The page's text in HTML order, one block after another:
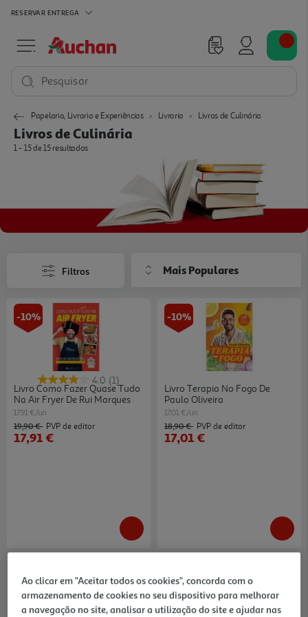
RESERVAR ENTREGA
Pesquisar
Papelaria, Livraria e Experiências Livraria Livros de Culinária
Livros de Culinária
1 - 15 de 15 resultados
Filtros Mais Populares
-10%
4.0 (1)
Livro Como Fazer Quase Tudo
Na Air Fryer De Rui Marques
17.91 €/un
19,90 € PVP de editor
17,91 €
-10%
Livro Terapia No Fogo De
Paulo Oliveira
17.01 €/un
18,90 € PVP de editor
17,01 €
Ao clicar em "Aceitar todos os cookies", concorda com o
armazenamento de cookies no seu dispositivo para melhorar
a navegação no site, analisar a utilização do site e ajudar nas